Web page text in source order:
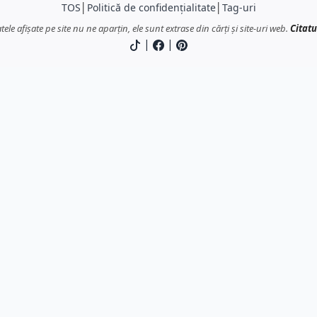
TOS Politică de confidențialitate│ Tag-uri
afișate pe site nu ne aparțin, ele sunt extrase din cărți și site-uri web.
| |